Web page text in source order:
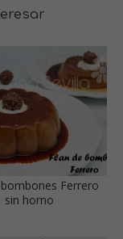
Ferrero
sin horno